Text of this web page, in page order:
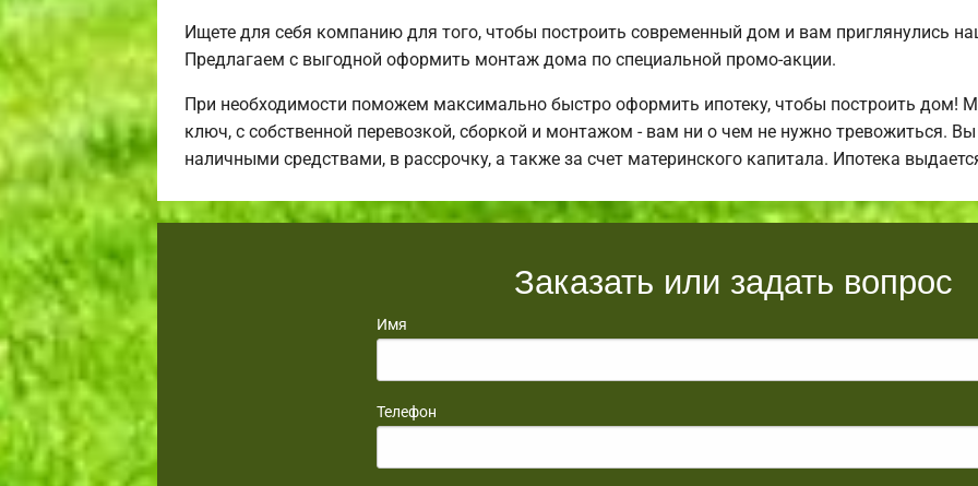
Ищете для себя компанию для того, чтобы построить современный дом и вам приглянулись
Предлагаем с выгодной оформить монтаж дома по специальной промо-акции.
При необходимости поможем максимально быстро оформить ипотеку, чтобы построить дом!
ключ, с собственной перевозкой, сборкой и монтажом - вам ни о чем не нужно тревожиться.
наличными средствами, в рассрочку, а также за счет материнского капитала. Ипотека
Заказать или задать вопрос
Имя
Телефон